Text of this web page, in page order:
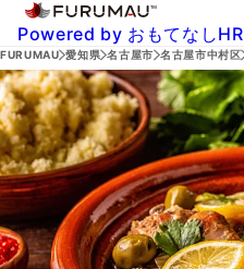
Powered by おもてなしHR
FURUMAU 愛知県 名古屋市 名古屋市中村区